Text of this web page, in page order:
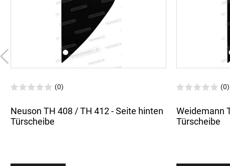
(0)
Neuson TH 408 / TH 412 - Seite hinten
Türscheibe
(0)
Weidemann
Türscheibe